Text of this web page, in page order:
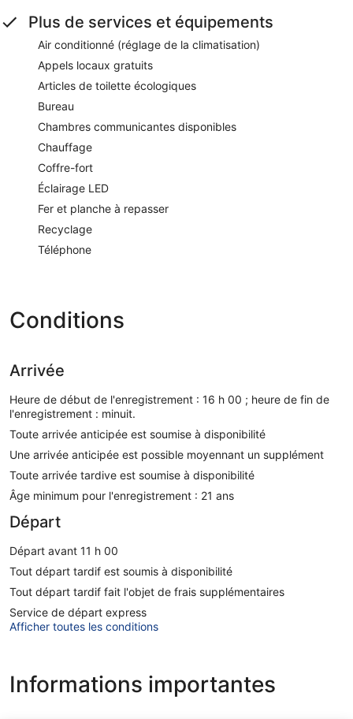
Plus de services et équipements
Air conditionné (réglage de la climatisation)
Appels locaux gratuits
Articles de toilette écologiques
Bureau
Chambres communicantes disponibles
Chauffage
Coffre-fort
Éclairage LED
Fer et planche à repasser
Recyclage
Téléphone
Conditions
Arrivée
Heure de début de l'enregistrement : 16 h 00 ; heure de fin de
l'enregistrement : minuit.
Toute arrivée anticipée est soumise à disponibilité
Une arrivée anticipée est possible moyennant un supplément
Toute arrivée tardive est soumise à disponibilité
Âge minimum pour l'enregistrement : 21 ans
Départ
Départ avant 11 h 00
Tout départ tardif est soumis à disponibilité
Tout départ tardif fait l'objet de frais supplémentaires
Service de départ express
Afficher toutes les conditions
Informations importantes